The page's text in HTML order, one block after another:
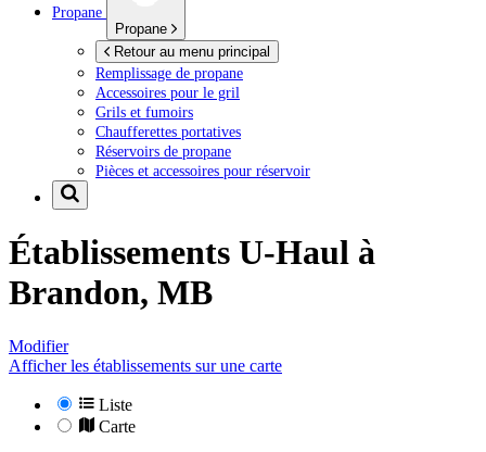
Propane
Propane
Retour au menu principal
Remplissage de propane
Accessoires pour le gril
Grils et fumoirs
Chaufferettes portatives
Réservoirs de propane
Pièces et accessoires pour réservoir
Établissements U-Haul à
Brandon, MB
Modifier
Afficher les établissements sur une carte
Liste
Carte